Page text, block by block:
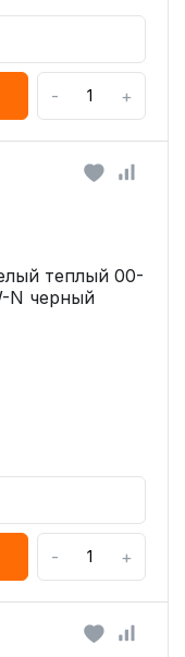
- +
теплый 00-
N черный
- +